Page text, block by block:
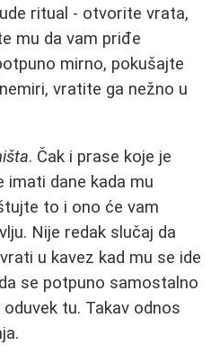
ritual - otvorite vrata,
mu da vam priđe
mirno, pokušajte
vratite ga nežno u
. Čak i prase koje je
imati dane kada mu
to i ono će vam
Nije redak slučaj da
u kavez kad mu se ide
se potpuno samostalno
tu. Takav odnos